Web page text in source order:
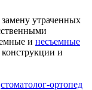
утраченных
и несъемные
и
стоматолог-ортопед